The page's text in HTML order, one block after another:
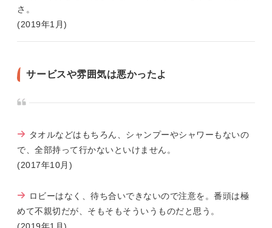
さ。
(2019年1月)
サービスや雰囲気は悪かったよ
タオルなどはもちろん、シャンプーやシャワーもないの
で、全部持って行かないといけません。
(2017年10月)
ロビーはなく、待ち合いできないので注意を。番頭は極
めて不親切だが、そもそもそういうものだと思う。